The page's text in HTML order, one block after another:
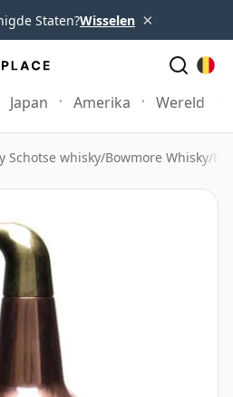
Staten?Wisselen ×
Japan Amerika Wereld
Schotse whisky/Bowmore Whisky/